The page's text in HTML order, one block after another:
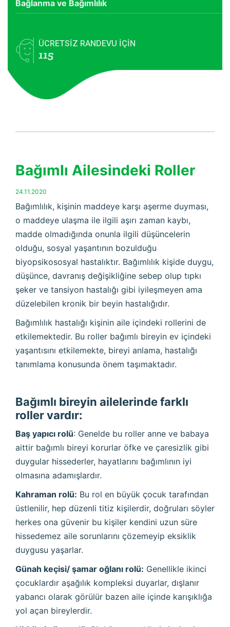
Bağlanma ve Bağımlılık
ÜCRETSİZ RANDEVU İÇİN
115
Bağımlı Ailesindeki Roller
24.11.2020
Bağımlılık, kişinin maddeye karşı aşerme duyması,
o maddeye ulaşma ile ilgili aşırı zaman kaybı,
madde olmadığında onunla ilgili düşüncelerin
olduğu, sosyal yaşantının bozulduğu
biyopsikososyal hastalıktır. Bağımlılık kişide duygu,
düşünce, davranış değişikliğine sebep olup tıpkı
şeker ve tansiyon hastalığı gibi iyileşmeyen ama
düzelebilen kronik bir beyin hastalığıdır.
Bağımlılık hastalığı kişinin aile içindeki rollerini de
etkilemektedir. Bu roller bağımlı bireyin ev içindeki
yaşantısını etkilemekte, bireyi anlama, hastalığı
tanımlama konusunda önem taşımaktadır.
Bağımlı bireyin ailelerinde farklı
roller vardır:
Baş yapıcı rolü: Genelde bu roller anne ve babaya
aittir bağımlı bireyi korurlar öfke ve çaresizlik gibi
duygular hissederler, hayatlarını bağımlının iyi
olmasına adamışlardır.
Kahraman rolü: Bu rol en büyük çocuk tarafından
üstlenilir, hep düzenli titiz kişilerdir, doğruları söyler
herkes ona güvenir bu kişiler kendini uzun süre
hissedemez aile sorunlarını çözemeyip eksiklik
duygusu yaşarlar.
Günah keçisi/ şamar oğlanı rolü: Genellikle ikinci
çocuklardır aşağılık kompleksi duyarlar, dışlanır
yabancı olarak görülür bazen aile içinde karışıklığa
yol açan bireylerdir.